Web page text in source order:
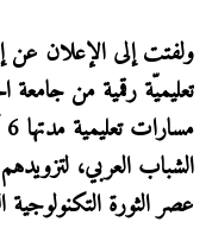
تعليميّة رقمية من جامعة
الشباب العربي،
عصر الثورة التكنولوجية